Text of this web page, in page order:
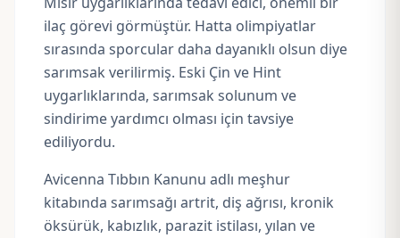
ilaç görevi görmüştür. Hatta olimpiyatlar
sırasında sporcular daha dayanıklı olsun diye
sarımsak verilirmiş. Eski Çin ve Hint
uygarlıklarında, sarımsak solunum ve
sindirime yardımcı olması için tavsiye
ediliyordu.
Avicenna Tıbbın Kanunu adlı meşhur
kitabında sarımsağı artrit, diş ağrısı, kronik
öksürük, kabızlık, parazit istilası, yılan ve